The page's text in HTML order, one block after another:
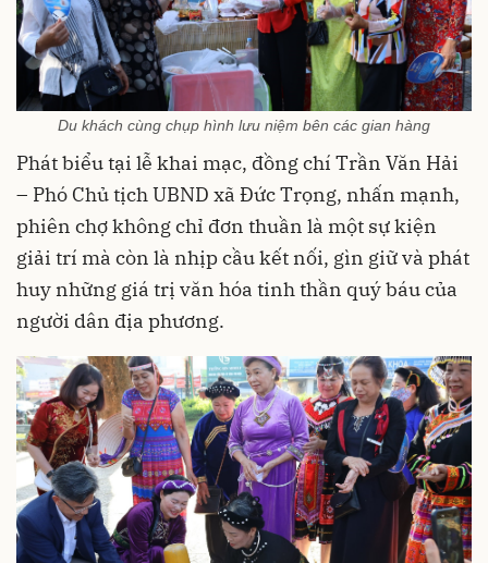
Du khách cùng chụp hình lưu niệm bên các gian hàng
Phát biểu tại lễ khai mạc, đồng chí Trần Văn Hải
– Phó Chủ tịch UBND xã Đức Trọng, nhấn mạnh,
phiên chợ không chỉ đơn thuần là một sự kiện
giải trí mà còn là nhịp cầu kết nối, gìn giữ và phát
huy những giá trị văn hóa tinh thần quý báu của
người dân địa phương.